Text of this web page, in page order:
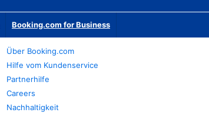
Booking.com for Business
Über Booking.com
Hilfe vom Kundenservice
Partnerhilfe
Careers
Nachhaltigkeit